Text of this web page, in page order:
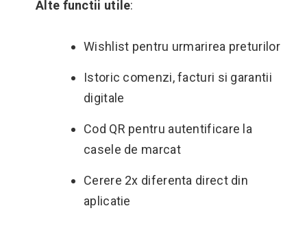
Alte functii utile:
Wishlist pentru urmarirea preturilor
Istoric comenzi, facturi si garantii
digitale
Cod QR pentru autentificare la
casele de marcat
Cerere 2x diferenta direct din
aplicatie